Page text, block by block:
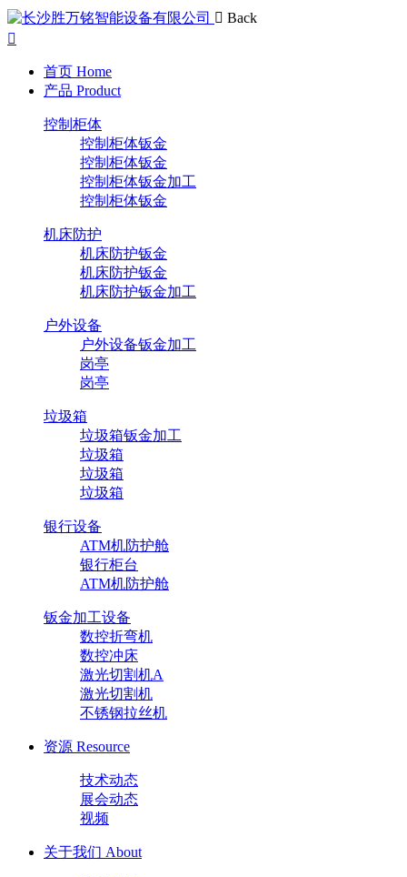
Back
首页 Home
产品 Product
控制柜体
控制柜体钣金
控制柜体钣金
控制柜体钣金加工
控制柜体钣金
机床防护
机床防护钣金
机床防护钣金
机床防护钣金加工
户外设备
户外设备钣金加工
岗亭
岗亭
垃圾箱
垃圾箱钣金加工
垃圾箱
垃圾箱
垃圾箱
银行设备
ATM机防护舱
银行柜台
ATM机防护舱
钣金加工设备
数控折弯机
数控冲床
激光切割机A
激光切割机
不锈钢拉丝机
资源 Resource
技术动态
展会动态
视频
关于我们 About